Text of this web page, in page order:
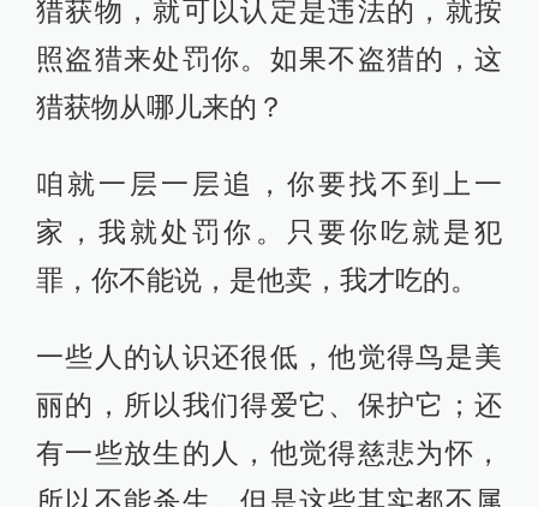
猎获物，就可以认定是违法的，就按
照盗猎来处罚你。如果不盗猎的，这
猎获物从哪儿来的？
咱就一层一层追，你要找不到上一
家，我就处罚你。只要你吃就是犯
罪，你不能说，是他卖，我才吃的。
一些人的认识还很低，他觉得鸟是美
丽的，所以我们得爱它、保护它；还
有一些放生的人，他觉得慈悲为怀，